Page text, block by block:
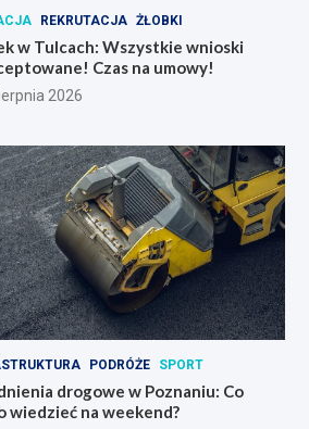
REKRUTACJA ŻŁOBKI
w Tulcach: Wszystkie wnioski
Czas na umowy!
2026
PODRÓŻE SPORT
drogowe w Poznaniu: Co
wiedzieć na weekend?